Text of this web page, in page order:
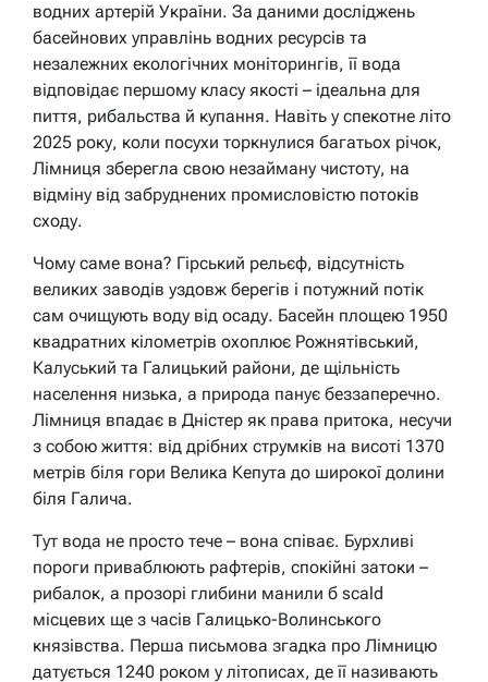
водних артерій України. За даними досліджень
басейнових управлінь водних ресурсів та
незалежних екологічних моніторингів, її вода
відповідає першому класу якості – ідеальна для
пиття, рибальства й купання. Навіть у спекотне літо
2025 року, коли посухи торкнулися багатьох річок,
Лімниця зберегла свою незайману чистоту, на
відміну від забруднених промисловістю потоків
сходу.
Чому саме вона? Гірський рельєф, відсутність
великих заводів уздовж берегів і потужний потік
сам очищують воду від осаду. Басейн площею 1950
квадратних кілометрів охоплює Рожнятівський,
Калуський та Галицький райони, де щільність
населення низька, а природа панує беззаперечно.
Лімниця впадає в Дністер як права притока, несучи
з собою життя: від дрібних струмків на висоті 1370
метрів біля гори Велика Кепута до широкої долини
біля Галича.
Тут вода не просто тече – вона співає. Бурхливі
пороги приваблюють рафтерів, спокійні затоки –
рибалок, а прозорі глибини манили б scald
місцевих ще з часів Галицько-Волинського
князівства. Перша письмова згадка про Лімницю
датується 1240 роком у літописах, де її називають